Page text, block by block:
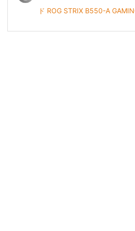
ド ROG STRIX B550-A